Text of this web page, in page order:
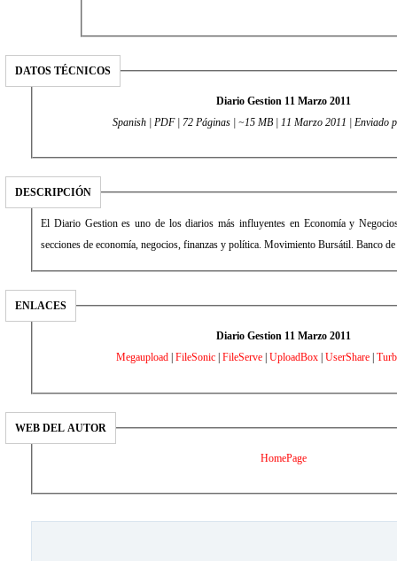
DATOS TÉCNICOS
Diario Gestion 11 Marzo 2011
Spanish | PDF | 72 Páginas | ~15 MB | 11 Marzo 2011 | Enviado
DESCRIPCIÓN
El Diario Gestion es uno de los diarios más influyentes en Economía y
secciones de economía, negocios, finanzas y política. Movimiento Bursátil. Banco
ENLACES
Diario Gestion 11 Marzo 2011
Megaupload| FileSonic| FileServe| UploadBox| UserShare|
WEB DEL AUTOR
HomePage